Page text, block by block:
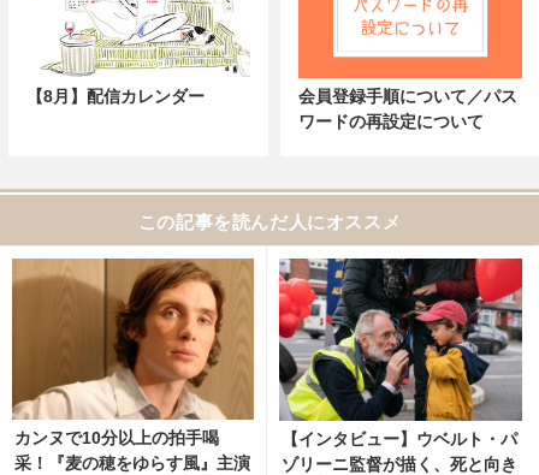
【8月】配信カレンダー
会員登録手順について／パス
ワードの再設定について
この記事を読んだ人にオススメ
カンヌで10分以上の拍手喝
采！『麦の穂をゆらす風』主演
【インタビュー】ウベルト・パ
ゾリーニ監督が描く、死と向き